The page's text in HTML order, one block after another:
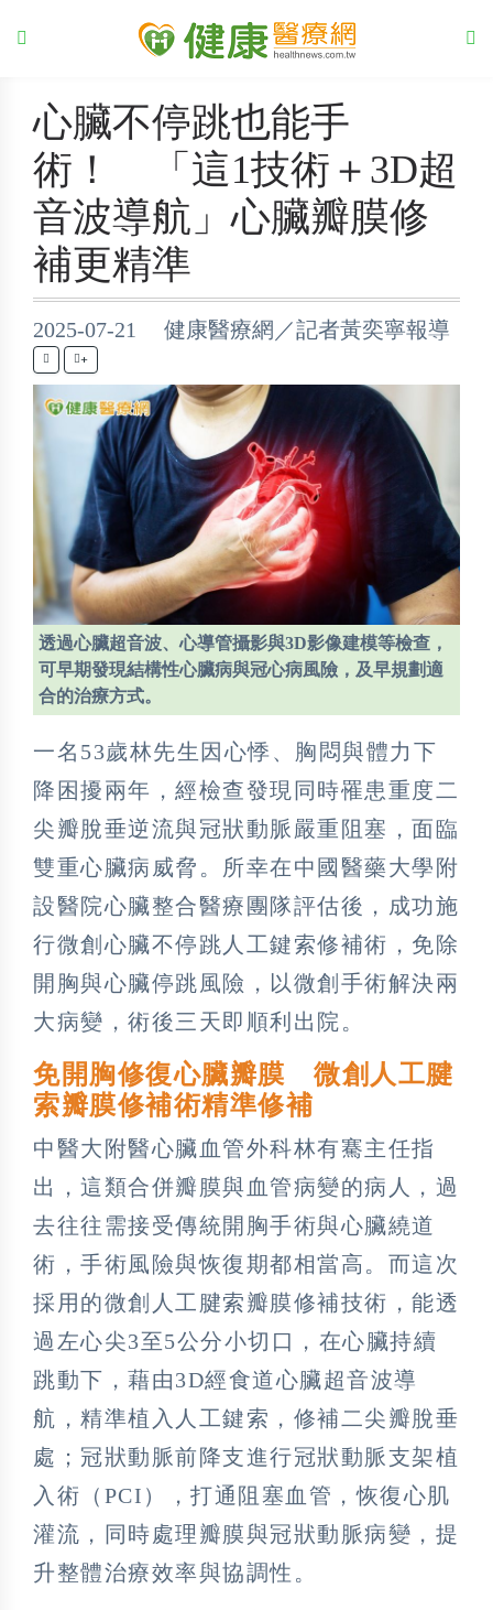
心臟不停跳也能手
術！ 「這1技術＋3D超
音波導航」心臟瓣膜修
補更精準
2025-07-21 健康醫療網／記者黃奕寧報導
+
透過心臟超音波、心導管攝影與3D影像建模等檢查，
可早期發現結構性心臟病與冠心病風險，及早規劃適
合的治療方式。
一名53歲林先生因心悸、胸悶與體力下
降困擾兩年，經檢查發現同時罹患重度二
尖瓣脫垂逆流與冠狀動脈嚴重阻塞，面臨
雙重心臟病威脅。所幸在中國醫藥大學附
設醫院心臟整合醫療團隊評估後，成功施
行微創心臟不停跳人工鍵索修補術，免除
開胸與心臟停跳風險，以微創手術解決兩
大病變，術後三天即順利出院。
免開胸修復心臟瓣膜 微創人工腱
索瓣膜修補術精準修補
中醫大附醫心臟血管外科林有騫主任指
出，這類合併瓣膜與血管病變的病人，過
去往往需接受傳統開胸手術與心臟繞道
術，手術風險與恢復期都相當高。而這次
採用的微創人工腱索瓣膜修補技術，能透
過左心尖3至5公分小切口，在心臟持續
跳動下，藉由3D經食道心臟超音波導
航，精準植入人工鍵索，修補二尖瓣脫垂
處；冠狀動脈前降支進行冠狀動脈支架植
入術（PCI），打通阻塞血管，恢復心肌
灌流，同時處理瓣膜與冠狀動脈病變，提
升整體治療效率與協調性。